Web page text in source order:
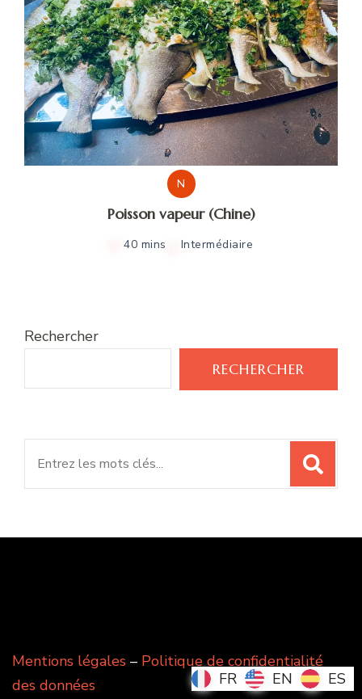
N
Poisson vapeur (Chine)
40 mins Intermédiaire
Rechercher
RECHERCHER
Mentions légales – Politique de confidentialité
des données
FR EN ES
FR EN ES